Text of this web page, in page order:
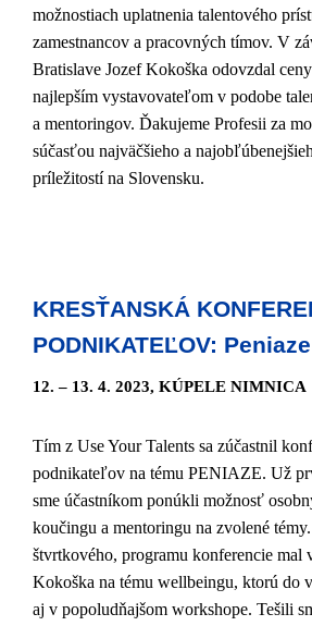
možnostiach uplatnenia talentového
zamestnancov a pracovných tímov. V
Bratislave Jozef Kokoška odovzdal
najlepším vystavovateľom v podobe
a mentoringov. Ďakujeme Profesii za
súčasťou najväčšieho a
príležitostí na Slovensku.
KRESŤANSKÁ
PODNIKATEĽOV: Peniaze
12. – 13. 4. 2023, KÚPELE NIMNICA
Tím z Use Your Talents sa zúčastnil
podnikateľov na tému PENIAZE. Už
sme účastníkom ponúkli možnosť
koučingu a mentoringu na zvolené
štvrtkového, programu konferencie mal
Kokoška na tému wellbeingu, ktorú do
aj v popoludňajšom workshope. Tešili